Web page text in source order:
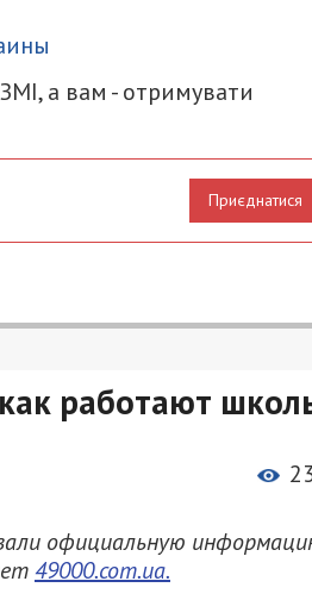
а вам - отримувати
Приєднатися
работают
официальную
49000.com.ua.